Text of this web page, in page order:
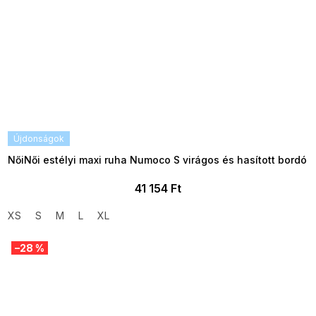
Újdonságok
NőiNői estélyi maxi ruha Numoco S virágos és hasított bordó
41 154 Ft
XS S M L XL
–28 %